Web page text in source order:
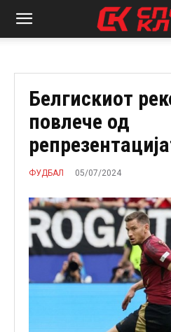
Белгискиот
повлече од
ФУДБАЛ 05/07/2024